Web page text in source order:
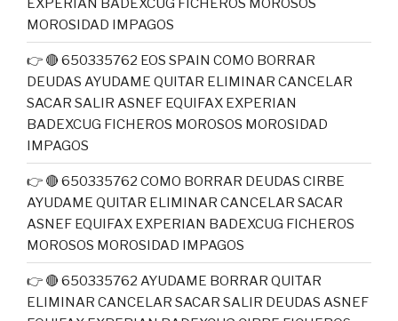
EXPERIAN BADEXCUG FICHEROS MOROSOS
MOROSIDAD IMPAGOS
👉 🔴 650335762 EOS SPAIN COMO BORRAR
DEUDAS AYUDAME QUITAR ELIMINAR CANCELAR
SACAR SALIR ASNEF EQUIFAX EXPERIAN
BADEXCUG FICHEROS MOROSOS MOROSIDAD
IMPAGOS
👉 🔴 650335762 COMO BORRAR DEUDAS CIRBE
AYUDAME QUITAR ELIMINAR CANCELAR SACAR
ASNEF EQUIFAX EXPERIAN BADEXCUG FICHEROS
MOROSOS MOROSIDAD IMPAGOS
👉 🔴 650335762 AYUDAME BORRAR QUITAR
ELIMINAR CANCELAR SACAR SALIR DEUDAS ASNEF